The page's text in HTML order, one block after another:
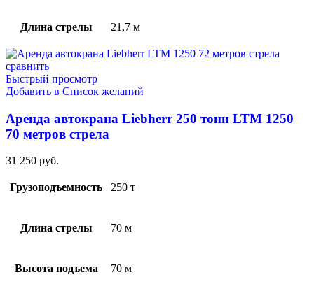
Длина стрелы 21,7 м
сравнить
Быстрый просмотр
Добавить в Список желаний
Аренда автокрана Liebherr 250 тонн LTM 1250
70 метров стрела
31 250 руб.
Грузоподъемность 250 т
Длина стрелы 70 м
Высота подъема 70 м